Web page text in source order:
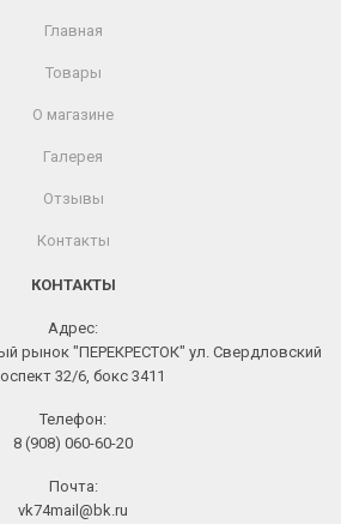
Главная
Товары
О магазине
Галерея
Отзывы
Контакты
КОНТАКТЫ
Адрес:
рынок "ПЕРЕКРЕСТОК" ул. Свердловский
32/6, бокс 3411
Телефон:
8 (908) 060-60-20
Почта:
vk74mail@bk.ru